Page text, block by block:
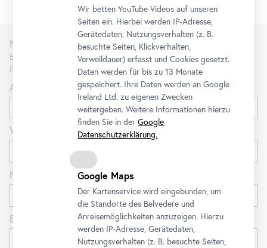
Newsletter
Erfahren Sie als Erste*r über neue Ausstellungen, Workshops,
Führungen und Aktionen des Belvedere.
Anrede
Vorname
Nachname
E-Mail
Wir bettenYouTube Videos auf unseren
Seiten ein. Hierbei werden IP-Adresse,
Gerätedaten, Nutzungsverhalten (z. B.
besuchte Seiten, Klickverhalten,
Verweildauer) erfasst und Cookies gesetzt.
Daten werden für bis zu 13 Monate
gespeichert. Ihre Daten werden an Google
Ireland Ltd. zu eigenen Zwecken
weitergeben. Weitere Informationen hierzu
finden Sie in derGoogle
Datenschutzerklärung.
Google Maps
Der Kartenservice wird eingebunden, um
die Standorte des Belvedere und
Anreisemöglichkeiten anzuzeigen. Hierzu
werden IP-Adresse, Gerätedaten,
Nutzungsverhalten (z. B. besuchte Seiten,